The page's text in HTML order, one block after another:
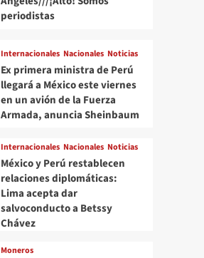
periodistas
Internacionales Nacionales Noticias
Ex primera ministra de Perú
llegará a México este viernes
en un avión de la Fuerza
Armada, anuncia Sheinbaum
Internacionales Nacionales Noticias
México y Perú restablecen
relaciones diplomáticas:
Lima acepta dar
salvoconducto a Betssy
Chávez
Moneros